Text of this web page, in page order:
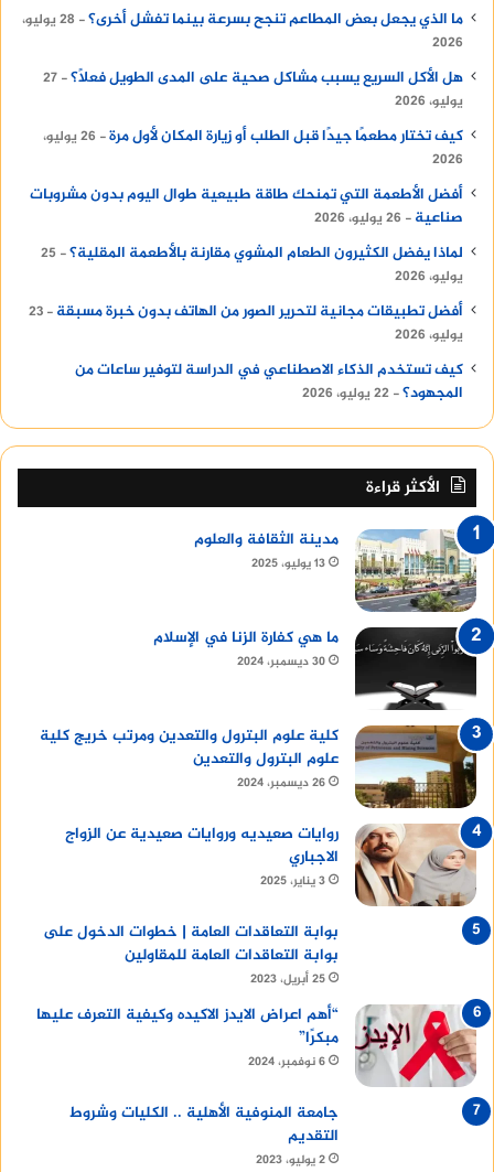
ما الذي يجعل بعض المطاعم تنجح بسرعة بينما تفشل أخرى؟
28 يوليو،
2026
هل الأكل السريع يسبب مشاكل صحية على المدى الطويل فعلًا؟ 27
يوليو، 2026
كيف تختار مطعمًا جيدًا قبل الطلب أو زيارة المكان لأول مرة
26 يوليو،
2026
أفضل الأطعمة التي تمنحك طاقة طبيعية طوال اليوم بدون مشروبات
صناعية
26 يوليو، 2026
لماذا يفضل الكثيرون الطعام المشوي مقارنة بالأطعمة المقلية؟
25
يوليو، 2026
أفضل تطبيقات مجانية لتحرير الصور من الهاتف بدون خبرة مسبقة
23
يوليو، 2026
كيف تستخدم الذكاء الاصطناعي في الدراسة لتوفير ساعات من
المجهود؟ 22 يوليو، 2026
الأكثر قراءة
مدينة الثقافة والعلوم
13 يوليو، 2025
ما هي كفارة الزنا في الإسلام
30 ديسمبر، 2024
كلية علوم البترول والتعدين ومرتب خريج كلية
علوم البترول والتعدين
26 ديسمبر، 2024
روايات صعيديه وروايات صعيدية عن الزواج
الاجباري
3 يناير، 2025
بوابة التعاقدات العامة | خطوات الدخول على
بوابة التعاقدات العامة للمقاولين
25 أبريل، 2023
“أهم اعراض الايدز الاكيده وكيفية التعرف عليها
مبكرًا”
6 نوفمبر، 2024
جامعة المنوفية الأهلية .. الكليات وشروط
التقديم
2 يوليو، 2023